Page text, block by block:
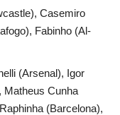
Casemiro
Fabinho (Al-
(Arsenal), Igor
Matheus Cunha
(Barcelona),